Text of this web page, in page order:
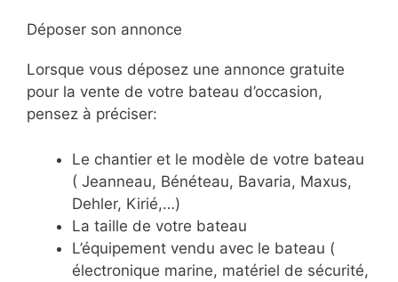
Déposer son annonce
Lorsque vous déposez une annonce gratuite
pour la vente de votre bateau d’occasion,
pensez à préciser:
Le chantier et le modèle de votre bateau
( Jeanneau, Bénéteau, Bavaria, Maxus,
Dehler, Kirié,…)
La taille de votre bateau
L’équipement vendu avec le bateau (
électronique marine, matériel de sécurité,